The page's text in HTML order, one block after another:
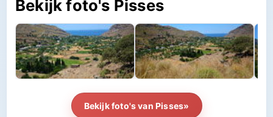
Bekijk foto's Pisses
Bekijk foto's van Pisses»